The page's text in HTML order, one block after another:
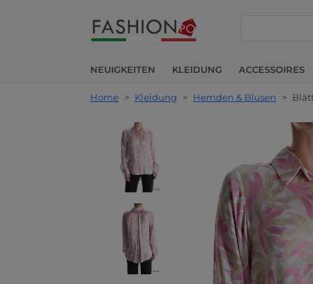
NEUIGKEITEN KLEIDUNG ACCESSOIRES
Home > Kleidung > Hemden & Blusen >